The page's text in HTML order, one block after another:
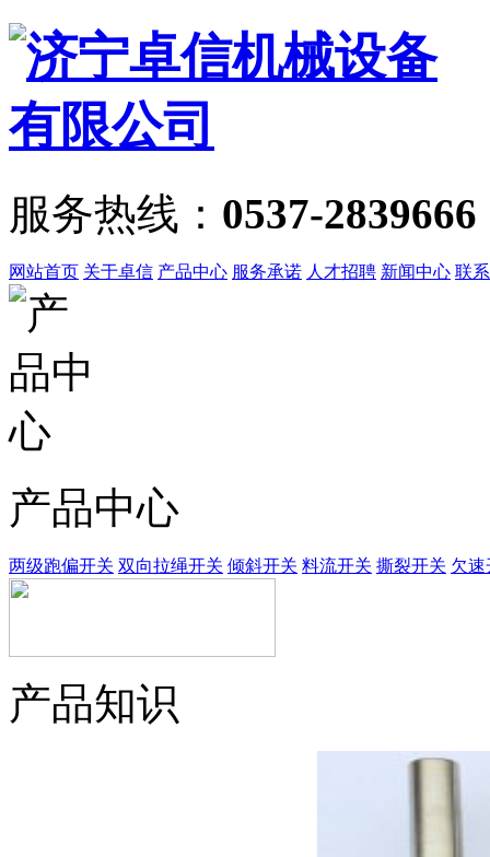
服务热线： 0537-
网站首页 关于卓信 产品中心 服务承诺 人才招聘 新闻中心 联
产品中心
两级跑偏开关 双向拉绳开关 倾斜开关 料流开关 撕裂开关 欠速
产品知识